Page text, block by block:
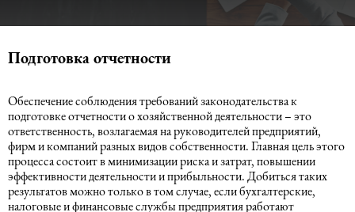
Новости
Карьера
Аудиторские услуги
Восстановление учета
Консультации
МСФО
Юридические услуги в Баку
Азербайджане
Трудовое право
Международное (частное) право
Учет кадров
Консалтинг
Аутсорсинг и аутстаффинг
Рекрутинговые услуги
EOR
Маркетинговые услуги
Подготовка отчетности
Обеспечение соблюдения требований законодательства к
подготовке отчетности о хозяйственной деятельности – это
ответственность, возлагаемая на руководителей предприятий,
фирм и компаний разных видов собственности. Главная цель этого
процесса состоит в минимизации риска и затрат, повышении
эффективности деятельности и прибыльности. Добиться таких
результатов можно только в том случае, если бухгалтерские,
налоговые и финансовые службы предприятия работают